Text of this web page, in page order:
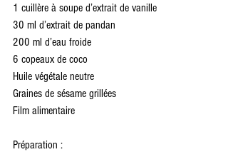
1 cuillère à soupe d’extrait de vanille
30 ml d’extrait de pandan
200 ml d’eau froide
6 copeaux de coco
Huile végétale neutre
Graines de sésame grillées
Film alimentaire
Préparation :